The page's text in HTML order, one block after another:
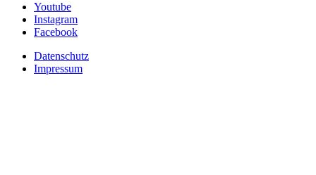
Youtube
Instagram
Facebook
Datenschutz
Impressum